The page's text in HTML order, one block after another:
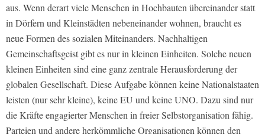
aus. Wenn derart viele Menschen in Hochbauten übereinander statt
in Dörfern und Kleinstädten nebeneinander wohnen, braucht es
neue Formen des sozialen Miteinanders. Nachhaltigen
Gemeinschaftsgeist gibt es nur in kleinen Einheiten. Solche neuen
kleinen Einheiten sind eine ganz zentrale Herausforderung der
globalen Gesellschaft. Diese Aufgabe können keine Nationalstaaten
leisten (nur sehr kleine), keine EU und keine UNO. Dazu sind nur
die Kräfte engagierter Menschen in freier Selbstorganisation fähig.
Parteien und andere herkömmliche Organisationen können den